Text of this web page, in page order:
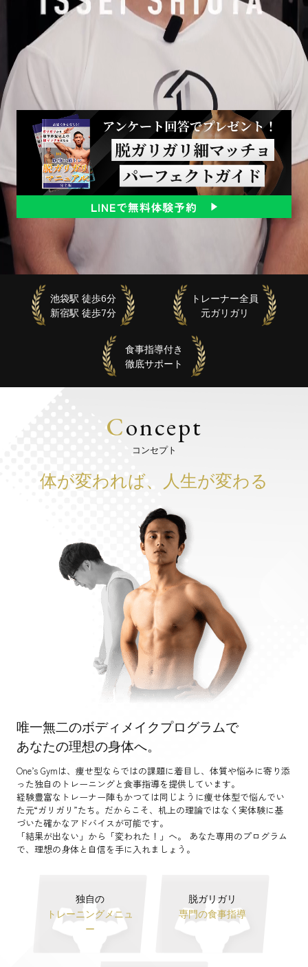
池袋駅 徒歩6分
新宿駅 徒歩7分
トレーナー全員
元ガリガリ
食事指導付き
徹底サポート
Concept
コンセプト
体が変われば、人生が変わる
唯一無二のボディメイクプログラムで
あなたの理想の身体へ。
One’s Gymは、痩せ型ならではの課題に着目し、体質や悩みに寄り添
った独自のトレーニングと食事指導を提供しています。
経験豊富なトレーナー陣もかつては同じように痩せ体型で悩んでい
た元“ガリガリ”たち。だからこそ、机上の理論ではなく実体験に基
づいた確かなアドバイスが可能です。
「結果が出ない」から「変われた！」へ。 あなた専用のプログラム
で、理想の身体と自信を手に入れましょう。
独自の
トレーニングメニュ
ー
脱ガリガリ
専門の食事指導